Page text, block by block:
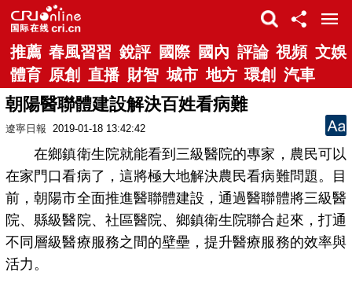
推薦 春風習習 銳評 國際 國內 評論 視頻 文娛
體育 原創 直播 財智 城市 地方 環創 汽車
朝陽醫聯體建設解決百姓看病難
遼寧日報 2019-01-18 13:42:42
在鄉鎮衛生院就能看到三級醫院的專家，農民可以
在家門口看病了，這將極大地解決農民看病難問題。目
前，朝陽市全面推進醫聯體建設，通過醫聯體將三級醫
院、縣級醫院、社區醫院、鄉鎮衛生院聯合起來，打通
不同層級醫療服務之間的壁壘，提升醫療服務的效率與
活力。